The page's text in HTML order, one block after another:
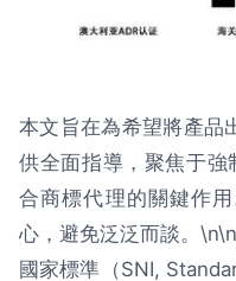
本文旨在為希望將產品
供全面指導，聚焦于強
合商標代理的關鍵作
心，避免泛泛而談。
國家標準（SNI,